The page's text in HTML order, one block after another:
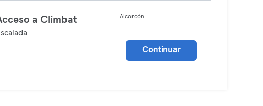
a Climbat Alcorcón
Continuar